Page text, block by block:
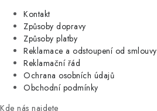
Kontakt
Způsoby dopravy
Způsoby platby
Reklamace a odstoupení od smlouvy
Reklamační řád
Ochrana osobních údajů
Obchodní podmínky
Kde nás najdete
KUCHYNĚ
ORGANIZACE
DOMÁCNOST
ÚKLID